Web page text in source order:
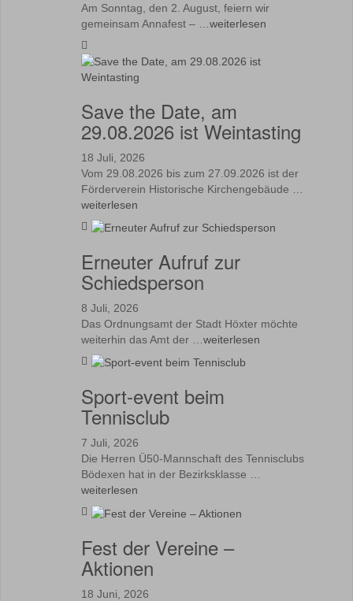
Am Sonntag, den 2. August, feiern wir
gemeinsam Annafest – … weiterlesen
Save the Date, am
29.08.2026 ist Weintasting
18 Juli, 2026
Vom 29.08.2026 bis zum 27.09.2026 ist der
Förderverein Historische Kirchengebäude …
weiterlesen
Erneuter Aufruf zur
Schiedsperson
8 Juli, 2026
Das Ordnungsamt der Stadt Höxter möchte
weiterhin das Amt der … weiterlesen
Sport-event beim
Tennisclub
7 Juli, 2026
Die Herren Ü50-Mannschaft des Tennisclubs
Bödexen hat in der Bezirksklasse …
weiterlesen
Fest der Vereine –
Aktionen
18 Juni, 2026